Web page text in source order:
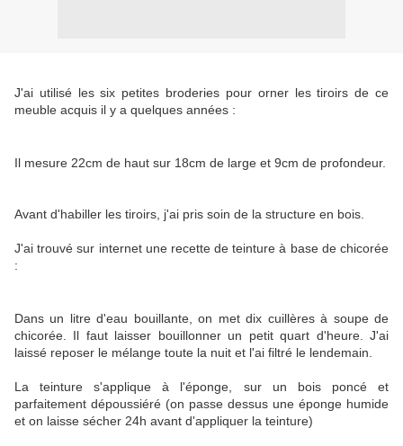
J'ai utilisé les six petites broderies pour orner les tiroirs de ce
meuble acquis il y a quelques années :
Il mesure 22cm de haut sur 18cm de large et 9cm de profondeur.
Avant d'habiller les tiroirs, j'ai pris soin de la structure en bois.
J'ai trouvé sur internet une recette de teinture à base de chicorée
:
Dans un litre d'eau bouillante, on met dix cuillères à soupe de
chicorée. Il faut laisser bouillonner un petit quart d'heure. J'ai
laissé reposer le mélange toute la nuit et l'ai filtré le lendemain.
La teinture s'applique à l'éponge, sur un bois poncé et
parfaitement dépoussiéré (on passe dessus une éponge humide
et on laisse sécher 24h avant d'appliquer la teinture)